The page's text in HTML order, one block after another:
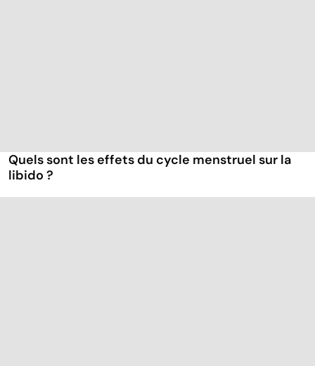
Quels sont les effets du cycle menstruel sur la
libido ?